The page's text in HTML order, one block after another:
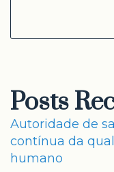
Posts
Autoridade de
contínua da
humano